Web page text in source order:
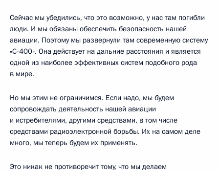
Сейчас мы убедились, что это возможно, у нас там погибли
люди. И мы обязаны обеспечить безопасность нашей
авиации. Поэтому мы развернули там современную систему
«С-400». Она действует на дальние расстояния и является
одной из наиболее эффективных систем подобного рода
в мире.
Но мы этим не ограничимся. Если надо, мы будем
сопровождать деятельность нашей авиации
и истребителями, другими средствами, в том числе
средствами радиоэлектронной борьбы. Их на самом деле
много, мы теперь будем их применять.
Это никак не противоречит тому, что мы делаем